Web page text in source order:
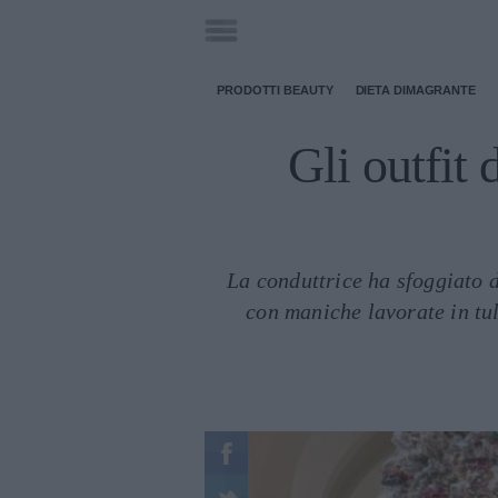
PRODOTTI BEAUTY DIETA DIMAGRANTE
Gli outfit
La conduttrice ha sfoggiato
con maniche lavorate in